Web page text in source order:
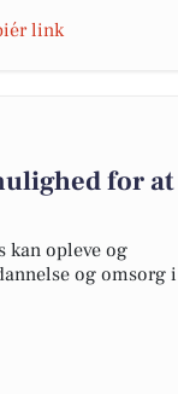
link
for at
kan opleve og
og omsorg i